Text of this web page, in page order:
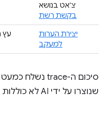
צ'אט בנושא
בקשת רשת
יצירת הערות
למעקב
עץ
שנוצרו על ידי AI לא כוללות את התג הזה.